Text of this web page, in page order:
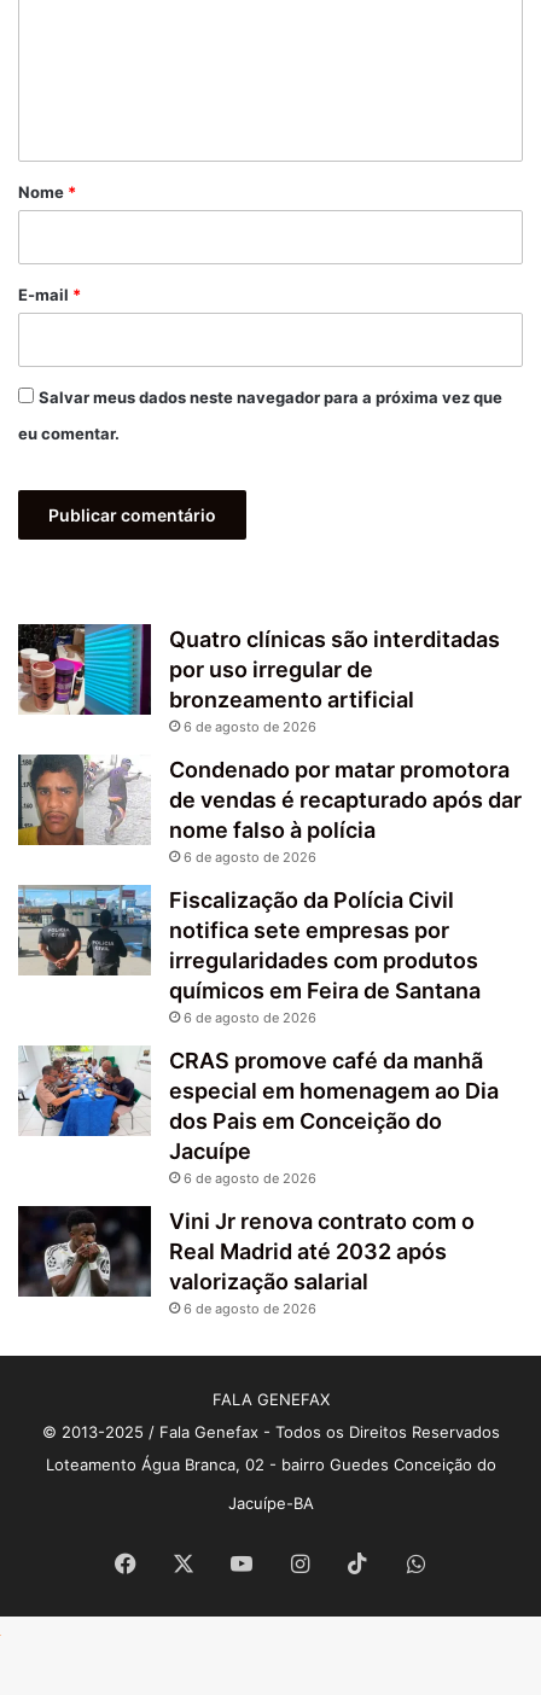
r
*
Nome *
E-mail *
Salvar meus dados neste navegador para a próxima vez que
eu comentar.
Quatro clínicas são interditadas
por uso irregular de
bronzeamento artificial
6 de agosto de 2026
Condenado por matar promotora
de vendas é recapturado após dar
nome falso à polícia
6 de agosto de 2026
Fiscalização da Polícia Civil
notifica sete empresas por
irregularidades com produtos
químicos em Feira de Santana
6 de agosto de 2026
CRAS promove café da manhã
especial em homenagem ao Dia
dos Pais em Conceição do
Jacuípe
6 de agosto de 2026
Vini Jr renova contrato com o
Real Madrid até 2032 após
valorização salarial
6 de agosto de 2026
FALA GENEFAX
© 2013-2025 / Fala Genefax - Todos os Direitos Reservados
Loteamento Água Branca, 02 - bairro Guedes Conceição do
Jacuípe-BA
Facebook YouTubeInstagram
TikTokWhatsApp